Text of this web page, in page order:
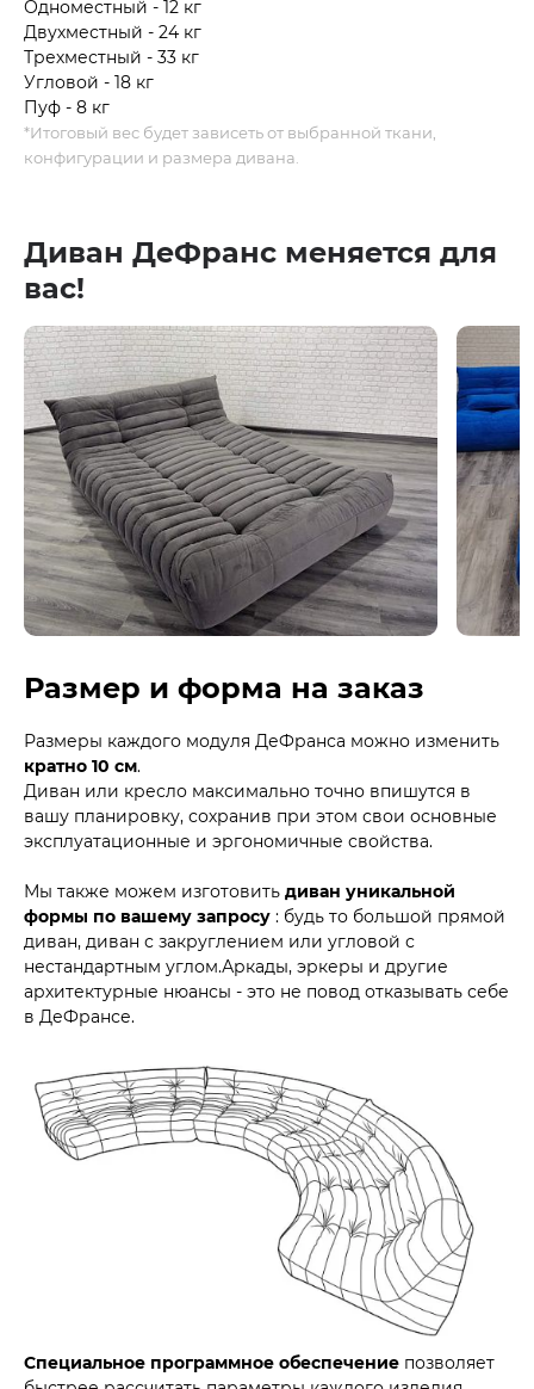
Одноместный - 12 кг
Двухместный - 24 кг
Трехместный - 33 кг
Угловой - 18 кг
Пуф - 8 кг
*Итоговый вес будет зависеть от выбранной ткани,
конфигурации и размера дивана.
Диван ДеФранс меняется для
вас!
Размер и форма на заказ
Размеры каждого модуля ДеФранса можно изменить
кратно 10 см.
Диван или кресло максимально точно впишутся в
вашу планировку, сохранив при этом свои основные
эксплуатационные и эргономичные свойства.
Мы также можем изготовить диван уникальной
формы по вашему запросу : будь то большой прямой
диван, диван с закруглением или угловой с
нестандартным углом.Аркады, эркеры и другие
архитектурные нюансы - это не повод отказывать себе
в ДеФрансе.
Специальное программное обеспечение позволяет